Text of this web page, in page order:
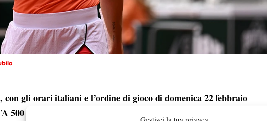
Gestisci la tua privacy
con gli orari italiani e l’ordine di gioco di domenica 22 febbraio
500 di Merida.